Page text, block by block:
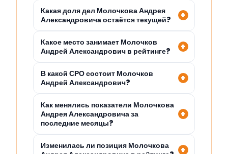
Какая доля дел Молочкова Андрея
Александровича остаётся текущей?
Какое место занимает Молочков
Андрей Александрович в рейтинге?
В какой СРО состоит Молочков
Андрей Александрович?
Как менялись показатели Молочкова
Андрея Александровича за
последние месяцы?
Изменилась ли позиция Молочкова